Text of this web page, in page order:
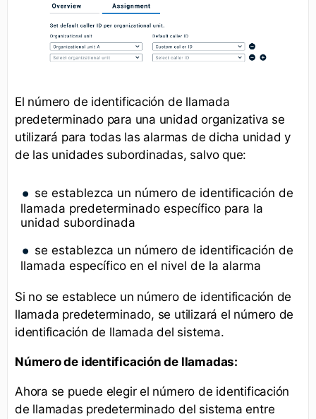
El número de identificación de llamada
predeterminado para una unidad organizativa se
utilizará para todas las alarmas de dicha unidad y
de las unidades subordinadas, salvo que:
se establezca un número de identificación de
llamada predeterminado específico para la
unidad subordinada
se establezca un número de identificación de
llamada específico en el nivel de la alarma
Si no se establece un número de identificación de
llamada predeterminado, se utilizará el número de
identificación de llamada del sistema.
Número de identificación de llamadas:
Ahora se puede elegir el número de identificación
de llamadas predeterminado del sistema entre